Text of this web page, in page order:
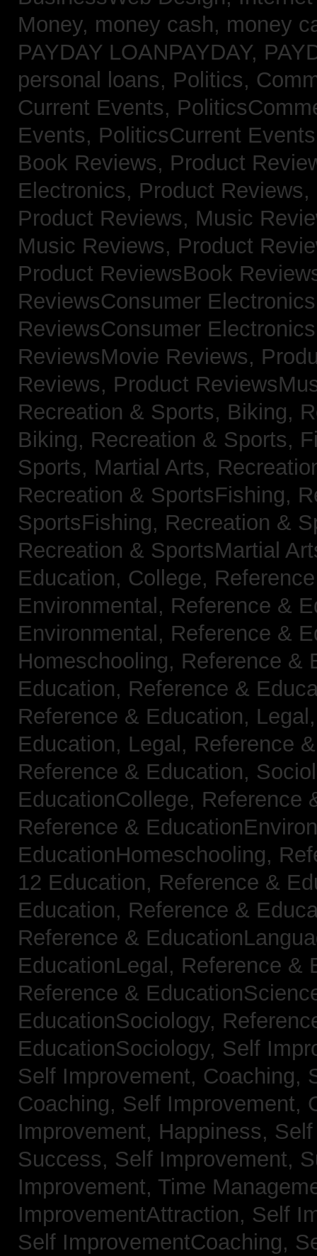
Money, money cash, money
PAYDAY LOANPAYDAY,
personal loans, Politics,
Current Events,
Events, PoliticsCurrent
Book Reviews, Product
Electronics, Product
Product Reviews, Music
Music Reviews, Product
Product ReviewsBook
ReviewsConsumer
ReviewsConsumer
ReviewsMovie Reviews,
Reviews, Product
Recreation & Sports, Biking,
Biking, Recreation & Sports,
Sports, Martial Arts,
Recreation & SportsFishing,
SportsFishing, Recreation &
Recreation & SportsMartial
Education, College,
Environmental, Reference &
Environmental, Reference &
Homeschooling, Reference &
Education, Reference &
Reference & Education,
Education, Legal, Reference
Reference & Education,
EducationCollege, Reference
Reference &
EducationHomeschooling,
12 Education, Reference &
Education, Reference &
Reference &
EducationLegal, Reference &
Reference &
EducationSociology,
EducationSociology, Self
Self Improvement, Coaching,
Coaching, Self Improvement,
Improvement, Happiness,
Success, Self Improvement,
Improvement, Time
ImprovementAttraction, Self
Self ImprovementCoaching,